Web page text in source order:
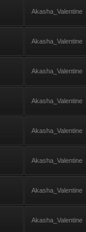
Akasha_Valentine
Akasha_Valentine
Akasha_Valentine
Akasha_Valentine
Akasha_Valentine
Akasha_Valentine
Akasha_Valentine
Akasha_Valentine